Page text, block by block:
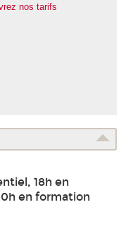
nos tarifs
18h en
en formation